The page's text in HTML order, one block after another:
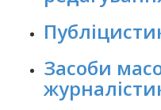
Засоби